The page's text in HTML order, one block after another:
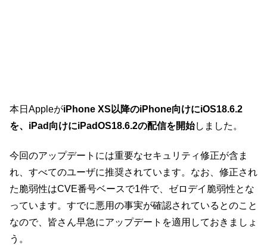
本日AppleがiPhone XS以降のiPhone向けにiOS18.6.2
を、iPad向けにiPadOS18.6.2の配信を開始しました。
今回のアップデートには重要なセキュリティ修正が含ま
れ、すべてのユーザに推奨されています。なお、修正され
た脆弱性はCVE番号ベースで1件で、ゼロデイ脆弱性とな
っています。すでに悪用の事実が確認されているとのこと
なので、皆さん早急にアップデートを適用しておきましょ
う。